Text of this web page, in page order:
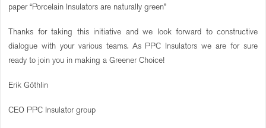
paper “Porcelain Insulators are naturally green”
Thanks for taking this initiative and we look forward to constructive
dialogue with your various teams. As PPC Insulators we are for sure
ready to join you in making a Greener Choice!
Erik Göthlin
CEO PPC Insulator group